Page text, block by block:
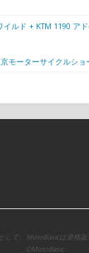
イルド + KTM 1190 ア
モーターサイクルショ
して、MotoBasicは適格
©MotoBasic